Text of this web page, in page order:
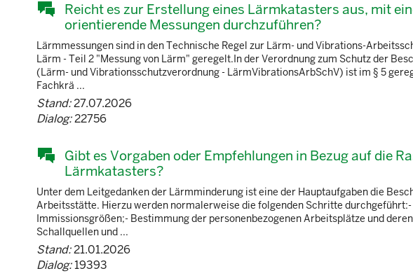
Reicht es zur Erstellung eines Lärmkatasters aus, mit
orientierende Messungen durchzuführen?
Lärmmessungen sind in den Technische Regel zur Lärm- und Vibrations-
Lärm - Teil 2 "Messung von Lärm" geregelt.In der Verordnung zum Schutz der
(Lärm- und Vibrationsschutzverordnung - LärmVibrationsArbSchV) ist im § 5
Fachkrä ...
Stand:27.07.2026
Dialog:22756
Gibt es Vorgaben oder Empfehlungen in Bezug auf die
Lärmkatasters?
Unter dem Leitgedanken der Lärmminderung ist eine der Hauptaufgaben die
Arbeitsstätte. Hierzu werden normalerweise die folgenden Schritte
Immissionsgrößen;- Bestimmung der personenbezogenen Arbeitsplätze und
Schallquellen und ...
Stand:21.01.2026
Dialog:19393